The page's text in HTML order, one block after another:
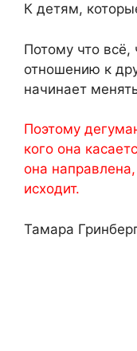
К детям,
Потому что
отношению к
начинает
Поэтому
кого она
она
исходит.
Тамара